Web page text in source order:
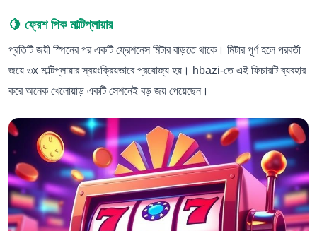
🍋 ফ্রেশ পিক মাল্টিপ্লায়ার
প্রতিটি জয়ী স্পিনের পর একটি ফ্রেশনেস মিটার বাড়তে থাকে। মিটার পূর্ণ হলে পরবর্তী
জয়ে ৩x মাল্টিপ্লায়ার স্বয়ংক্রিয়ভাবে প্রযোজ্য হয়। hbazi-তে এই ফিচারটি ব্যবহার
করে অনেক খেলোয়াড় একটি সেশনেই বড় জয় পেয়েছেন।